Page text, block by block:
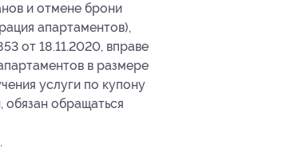
и отмене брони
апартаментов),
от 18.11.2020, вправе
в размере
услуги по купону
обязан обращаться